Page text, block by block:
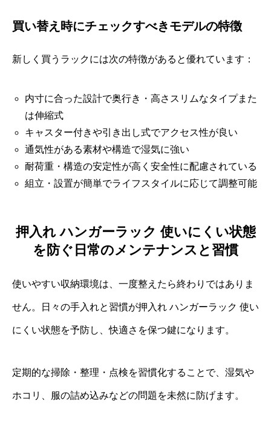
買い替え時にチェックすべきモデルの特徴
新しく買うラックには次の特徴があると優れています：
内寸に合った設計で奥行き・高さスリムなタイプまた
は伸縮式
キャスター付きや引き出し式でアクセス性が良い
通気性がある素材や構造で湿気に強い
耐荷重・構造の安定性が高く安全性に配慮されている
組立・設置が簡単でライフスタイルに応じて調整可能
押入れ ハンガーラック 使いにくい状態
を防ぐ日常のメンテナンスと習慣
使いやすい収納環境は、一度整えたら終わりではありま
せん。日々の手入れと習慣が押入れ ハンガーラック 使い
にくい状態を予防し、快適さを保つ鍵になります。
定期的な掃除・整理・点検を習慣化することで、湿気や
ホコリ、服の詰め込みなどの問題を未然に防げます。